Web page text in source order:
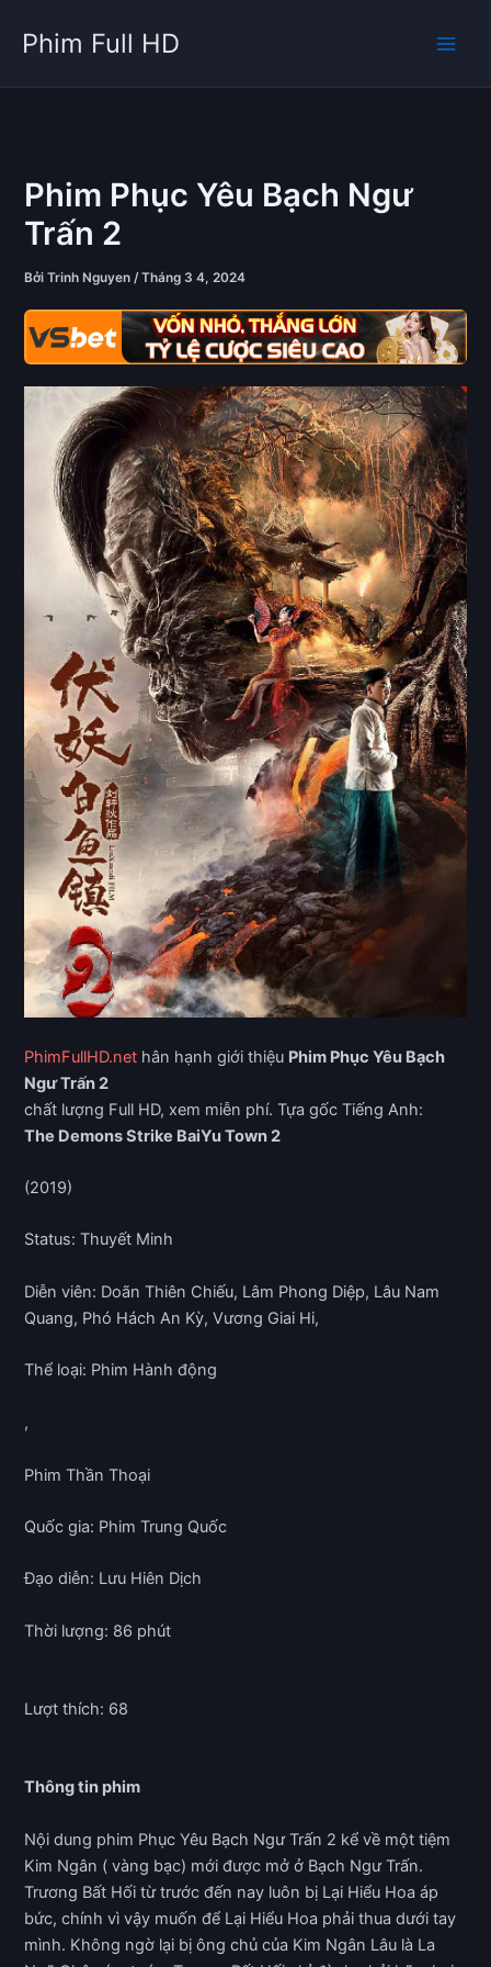
dung
Phim Full HD
Phim Phục Yêu Bạch Ngư
Trấn 2
BởiTrinh Nguyen/Tháng 3 4, 2024
PhimFullHD.net hân hạnh giới thiệu Phim Phục Yêu Bạch
Ngư Trấn 2
chất lượng Full HD, xem miễn phí. Tựa gốc Tiếng Anh:
The Demons Strike BaiYu Town 2
(2019)
Status: Thuyết Minh
Diễn viên: Doãn Thiên Chiếu, Lâm Phong Diệp, Lâu Nam
Quang, Phó Hách An Kỳ, Vương Giai Hi,
Thể loại: Phim Hành động
,
Phim Thần Thoại
Quốc gia: Phim Trung Quốc
Đạo diễn: Lưu Hiên Dịch
Thời lượng: 86 phút
Lượt thích: 68
Thông tin phim
Nội dung phim Phục Yêu Bạch Ngư Trấn 2 kể về một tiệm
Kim Ngân ( vàng bạc) mới được mở ở Bạch Ngư Trấn.
Trương Bất Hối từ trước đến nay luôn bị Lại Hiểu Hoa áp
bức, chính vì vậy muốn để Lại Hiểu Hoa phải thua dưới tay
mình. Không ngờ lại bị ông chủ của Kim Ngân Lâu là La